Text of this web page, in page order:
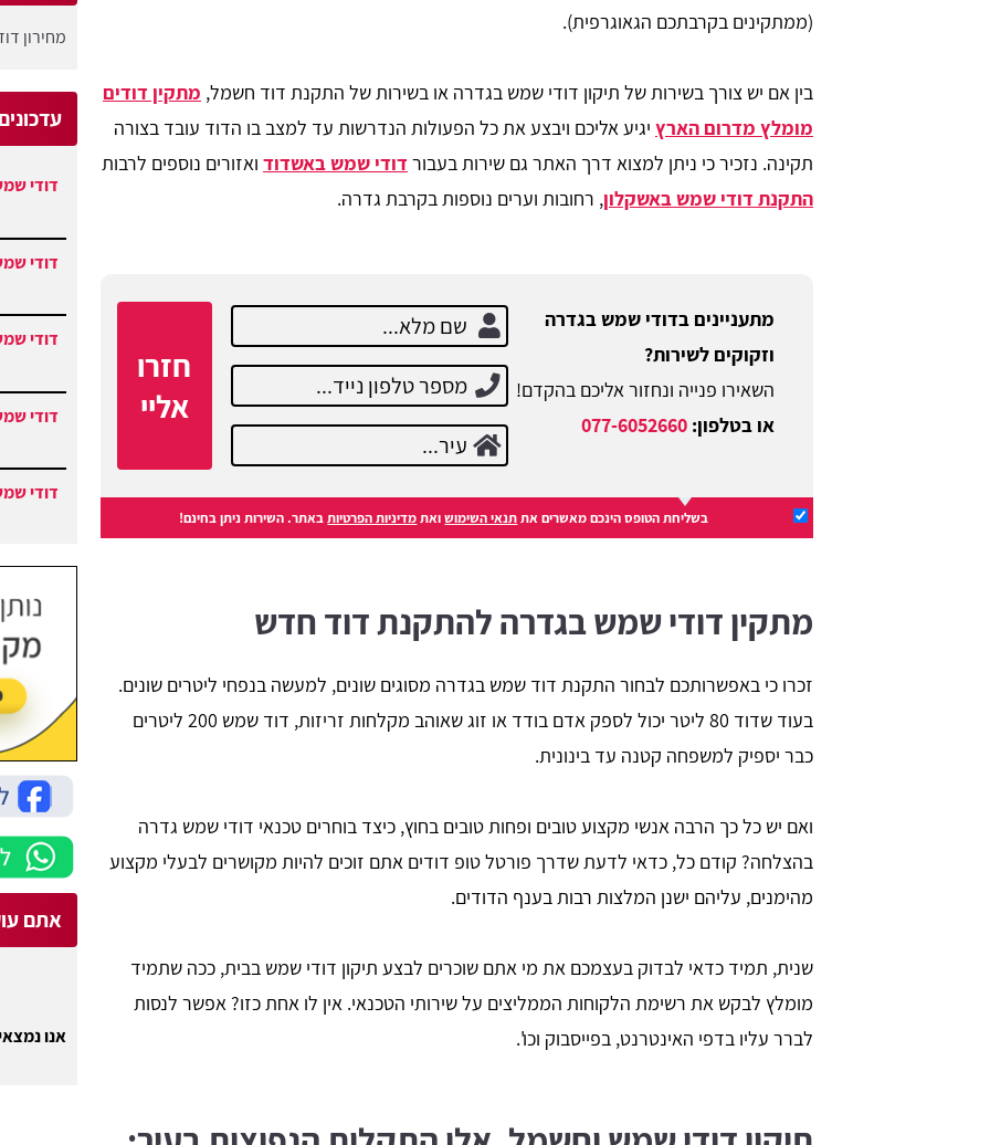
(ממתקינים בקרבתכם הגאוגרפית).
בין אם יש צורך בשירות של תיקון דודי שמש בגדרה או בשירות של התקנת דוד חשמל, מתקין דודים
מומלץ מדרום הארץ יגיע אליכם ויבצע את כל הפעולות הנדרשות עד למצב בו הדוד עובד בצורה
תקינה. נזכיר כי ניתן למצוא דרך האתר גם שירות בעבור דודי שמש באשדוד ואזורים נוספים לרבות
התקנת דודי שמש באשקלון, רחובות וערים נוספות בקרבת גדרה.
מתעניינים בדודי שמש בגדרה
וזקוקים לשירות?
השאירו פנייה ונחזור אליכם בהקדם!
או בטלפון: 077-6052660
חזרו
אליי
בשליחת הטופס הינכם מאשרים אתתנאי השימושואתמדיניות הפרטיותבאתר. השירות ניתן בחינם!
מתקין דודי שמש בגדרה להתקנת דוד חדש
זכרו כי באפשרותכם לבחור התקנת דוד שמש בגדרה מסוגים שונים, למעשה בנפחי ליטרים שונים.
בעוד שדוד 80 ליטר יכול לספק אדם בודד או זוג שאוהב מקלחות זריזות, דוד שמש 200 ליטרים
כבר יספיק למשפחה קטנה עד בינונית.
ואם יש כל כך הרבה אנשי מקצוע טובים ופחות טובים בחוץ, כיצד בוחרים טכנאי דודי שמש גדרה
בהצלחה? קודם כל, כדאי לדעת שדרך פורטל טופ דודים אתם זוכים להיות מקושרים לבעלי מקצוע
מהימנים, עליהם ישנן המלצות רבות בענף הדודים.
שנית, תמיד כדאי לבדוק בעצמכם את מי אתם שוכרים לבצע תיקון דודי שמש בבית, ככה שתמיד
מומלץ לבקש את רשימת הלקוחות הממליצים על שירותי הטכנאי. אין לו אחת כזו? אפשר לנסות
לברר עליו בדפי האינטרנט, בפייסבוק וכו'.
מחירון
דודי
דודי
דודי
דודי
דודי
אתם
אנו